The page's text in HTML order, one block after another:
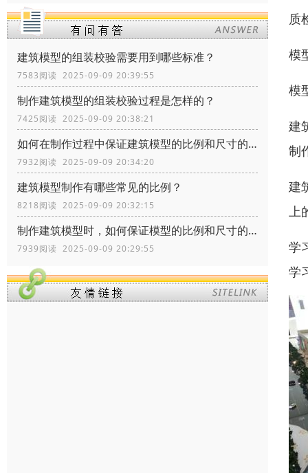
建筑模型的组装校验需要用到哪些标准？
7583阅读 2025-09-09 20:39:55
制作建筑模型的组装校验过程是怎样的？
7425阅读 2025-09-09 20:38:21
如何在制作过程中保证建筑模型的比例和尺寸的准确性？
7932阅读 2025-09-09 20:34:20
建筑模型制作有哪些常见的比例？
8218阅读 2025-09-09 20:32:15
制作建筑模型时，如何保证模型的比例和尺寸的准确性？
7939阅读 2025-09-09 20:29:55
质
模
模
建
制
建
上
学
学